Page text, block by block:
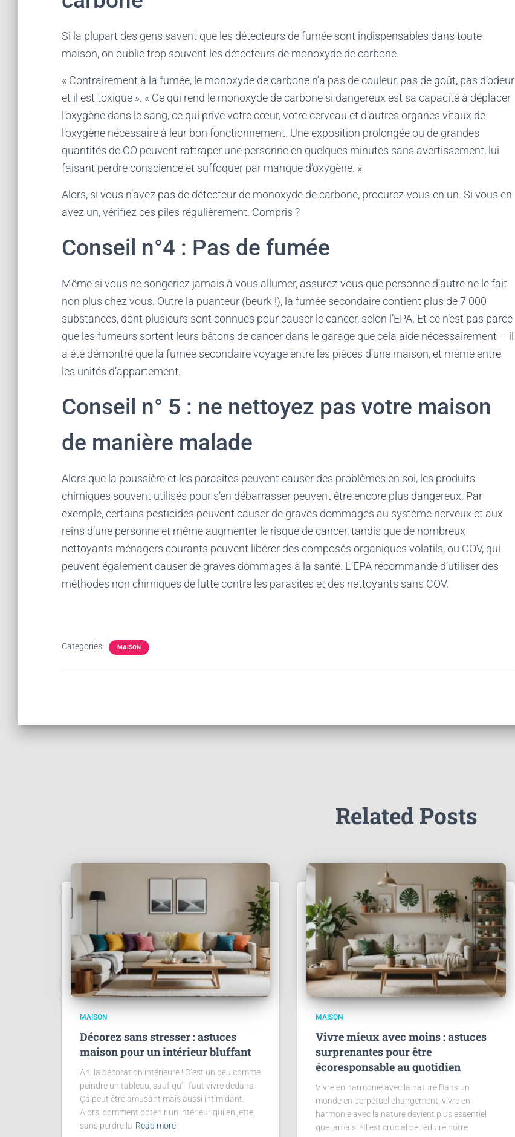
Si la plupart des gens savent que les détecteurs de fumée sont indispensables dans toute
maison, on oublie trop souvent les détecteurs de monoxyde de carbone.
« Contrairement à la fumée, le monoxyde de carbone n’a pas de couleur, pas de goût, pas d’odeur
et il est toxique ». « Ce qui rend le monoxyde de carbone si dangereux est sa capacité à déplacer
l’oxygène dans le sang, ce qui prive votre cœur, votre cerveau et d’autres organes vitaux de
l’oxygène nécessaire à leur bon fonctionnement. Une exposition prolongée ou de grandes
quantités de CO peuvent rattraper une personne en quelques minutes sans avertissement, lui
faisant perdre conscience et suffoquer par manque d’oxygène. »
Alors, si vous n’avez pas de détecteur de monoxyde de carbone, procurez-vous-en un. Si vous en
avez un, vérifiez ces piles régulièrement. Compris ?
Conseil n°4 : Pas de fumée
Même si vous ne songeriez jamais à vous allumer, assurez-vous que personne d’autre ne le fait
non plus chez vous. Outre la puanteur (beurk !), la fumée secondaire contient plus de 7 000
substances, dont plusieurs sont connues pour causer le cancer, selon l’EPA. Et ce n’est pas parce
que les fumeurs sortent leurs bâtons de cancer dans le garage que cela aide nécessairement – il
a été démontré que la fumée secondaire voyage entre les pièces d’une maison, et même entre
les unités d’appartement.
Conseil n° 5 : ne nettoyez pas votre maison
de manière malade
Alors que la poussière et les parasites peuvent causer des problèmes en soi, les produits
chimiques souvent utilisés pour s’en débarrasser peuvent être encore plus dangereux. Par
exemple, certains pesticides peuvent causer de graves dommages au système nerveux et aux
reins d’une personne et même augmenter le risque de cancer, tandis que de nombreux
nettoyants ménagers courants peuvent libérer des composés organiques volatils, ou COV, qui
peuvent également causer de graves dommages à la santé. L’EPA recommande d’utiliser des
méthodes non chimiques de lutte contre les parasites et des nettoyants sans COV.
Categories: MAISON
Related Posts
MAISON
Décorez sans stresser : astuces
maison pour un intérieur bluffant
Ah, la décoration intérieure ! C’est un peu comme
peindre un tableau, sauf qu’il faut vivre dedans.
Ça peut être amusant mais aussi intimidant.
Alors, comment obtenir un intérieur qui en jette,
sans perdre la Read more
MAISON
Vivre mieux avec moins : astuces
surprenantes pour être
écoresponsable au quotidien
Vivre en harmonie avec la nature Dans un
monde en perpétuel changement, vivre en
harmonie avec la nature devient plus essentiel
que jamais. *Il est crucial de réduire notre